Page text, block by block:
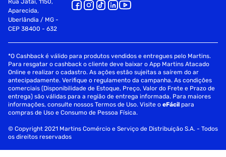
Rua Jataí, 1150,
Aparecida,
Uberlândia / MG -
CEP 38400 - 632
*O Cashback é válido para produtos vendidos e entregues pelo Martins.
Para resgatar o cashback o cliente deve baixar o App Martins Atacado
Online e realizar o cadastro. As ações estão sujeitas a saírem do ar
antecipadamente. Verifique o regulamento da campanha. As condições
comerciais (Disponibilidade de Estoque, Preço, Valor do Frete e Prazo de
entrega) são válidas para a região de entrega informada. Para maiores
informações, consulte nossos Termos de Uso. Visite oeFácil para
compras de Uso e Consumo de Pessoa Física.
© Copyright 2021 Martins Comércio e Serviço de Distribuição S.A. - Todos
os direitos reservados